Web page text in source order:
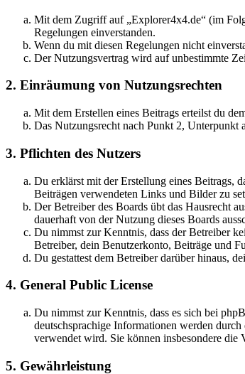
Mit dem Zugriff auf „Explorer4x4.de“ (im
Regelungen einverstanden.
Wenn du mit diesen Regelungen nicht
Der Nutzungsvertrag wird auf unbestimmte
2. Einräumung von Nutzungsrechten
Mit dem Erstellen eines Beitrags erteilst du
Das Nutzungsrecht nach Punkt 2, Unterpunkt
3. Pflichten des Nutzers
Du erklärst mit der Erstellung eines Beitrags,
Beiträgen verwendeten Links und Bilder zu
Der Betreiber des Boards übt das Hausrecht
dauerhaft von der Nutzung dieses Boards
Du nimmst zur Kenntnis, dass der Betreiber
Betreiber, dein Benutzerkonto, Beiträge und
Du gestattest dem Betreiber darüber hinaus,
4. General Public License
Du nimmst zur Kenntnis, dass es sich bei
deutschsprachige Informationen werden
verwendet wird. Sie können insbesondere die
5. Gewährleistung